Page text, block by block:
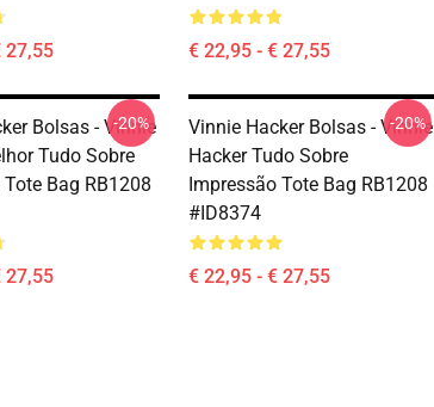
27,55 € 22,95 - € 27,55
Bolsas - Vinnie
Tudo Sobre
Bag RB1208
27,55
-20%
Vinnie Hacker Bolsas - Vinnie
Hacker Tudo Sobre
Impressão Tote Bag RB1208
#ID8374
€ 22,95 - € 27,55
-20%